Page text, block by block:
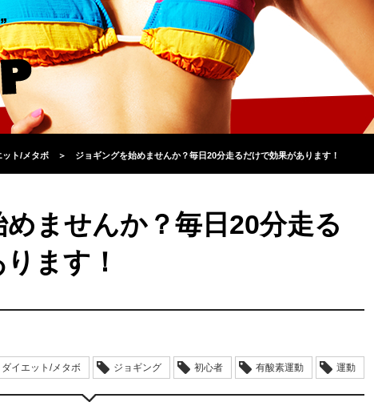
ット/メタボ ＞ ジョギングを始めませんか？毎日20分走るだけで効果があります！
ませんか？毎日20分走る
ます！
ダイエット/メタボ ジョギング 初心者 有酸素運動 運動